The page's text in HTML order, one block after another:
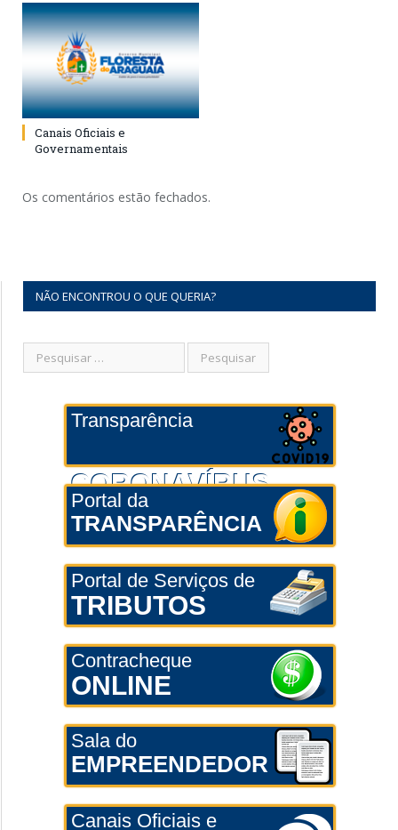
Canais Oficiais e
Governamentais
Os comentários estão fechados.
NÃO ENCONTROU O QUE QUERIA?
Transparência
CORONAVÍRUS
Portal da
TRANSPARÊNCIA
Portal de Serviços de
TRIBUTOS
Contracheque
ONLINE
Sala do
EMPREENDEDOR
Canais Oficiais e